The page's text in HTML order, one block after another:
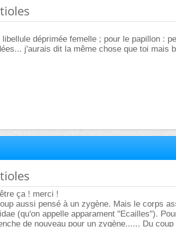
déprimée femelle ; pour le papillon :
j'aurais dit la même chose que toi mais
ça ! merci !
aussi pensé à un zygène. Mais le corps
(qu'on appelle apparament "Ecailles").
de nouveau pour un zygène...... Du